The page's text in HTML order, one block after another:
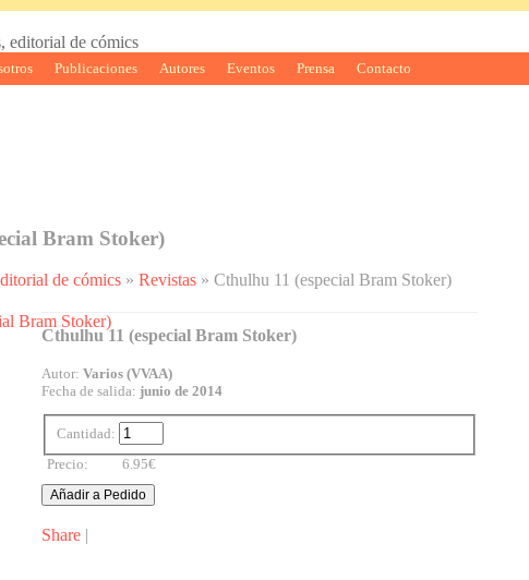
Publicaciones Autores Eventos Prensa Contacto
Bram Stoker)
de cómics » Revistas » Cthulhu 11 (especial Bram Stoker)
Cthulhu 11 (especial Bram Stoker)
Autor: Varios (VVAA)
Fecha de salida: junio de 2014
Cantidad:
6.95€
Precio:
Share |